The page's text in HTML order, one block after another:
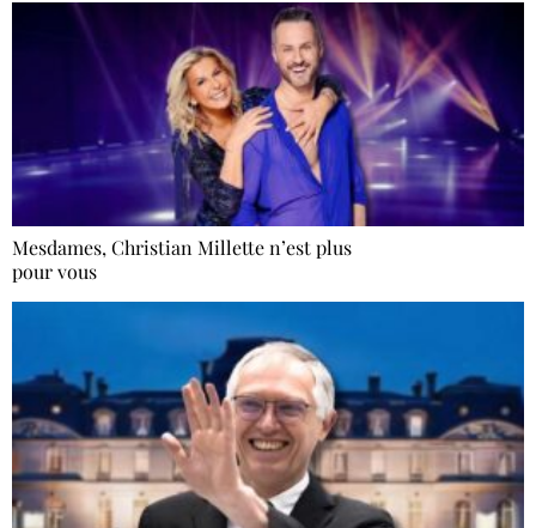
Mesdames, Christian Millette n’est plus
pour vous